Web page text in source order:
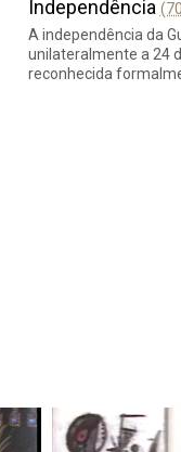
Independência
A independência da
unilateralmente a 24
reconhecida